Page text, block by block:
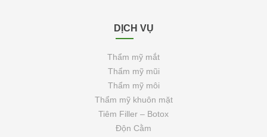
DỊCH VỤ
Thẩm mỹ mắt
Thẩm mỹ mũi
Thẩm mỹ môi
Thẩm mỹ khuôn mặt
Tiêm Filler – Botox
Độn Cằm